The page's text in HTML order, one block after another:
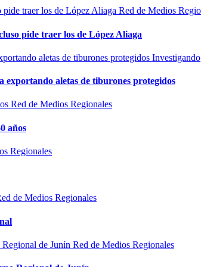
Red de Medios
pide traer los de López Aliaga
Investigando
exportando aletas de tiburones protegidos
Red de Medios Regionales
años
Regionales
de Medios Regionales
Red de Medios Regionales